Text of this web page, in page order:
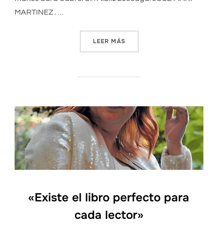
MARTINEZ . …
LEER MÁS
«Existe el libro perfecto para
cada lector»